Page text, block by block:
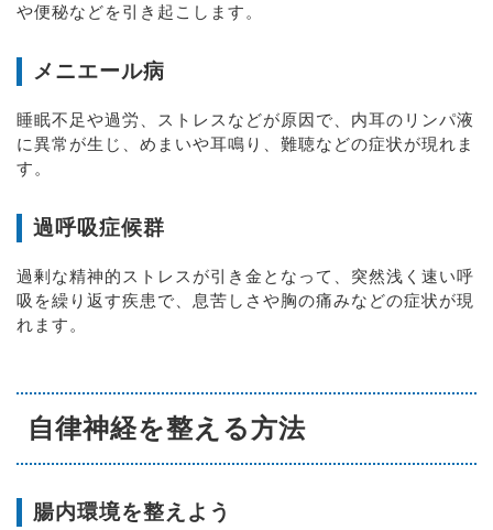
や便秘などを引き起こします。
メニエール病
睡眠不足や過労、ストレスなどが原因で、内耳のリンパ液
に異常が生じ、めまいや耳鳴り、難聴などの症状が現れま
す。
過呼吸症候群
過剰な精神的ストレスが引き金となって、突然浅く速い呼
吸を繰り返す疾患で、息苦しさや胸の痛みなどの症状が現
れます。
自律神経を整える方法
腸内環境を整えよう